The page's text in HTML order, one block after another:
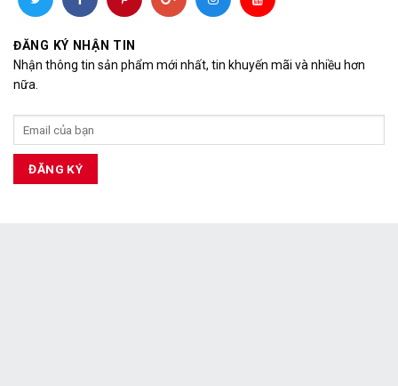
ĐĂNG KÝ NHẬN TIN
Nhận thông tin sản phẩm mới nhất, tin khuyến mãi và nhiều hơn
nữa.